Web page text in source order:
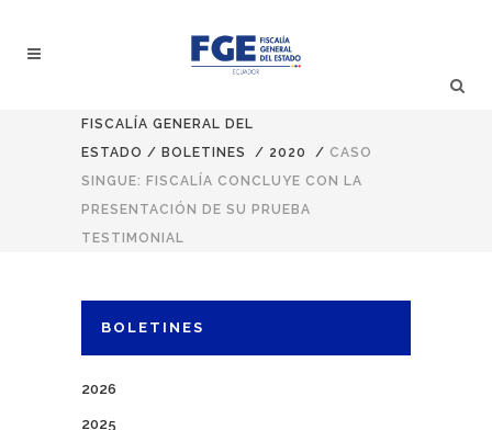
FISCALÍA GENERAL DEL
ESTADO / BOLETINES / 2020 / CASO
SINGUE: FISCALÍA CONCLUYE CON LA
PRESENTACIÓN DE SU PRUEBA
TESTIMONIAL
BOLETINES
2026
2025